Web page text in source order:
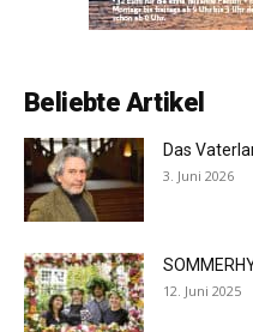
Beliebte Artikel
Das
3. Juni 2026
12. Juni 2025